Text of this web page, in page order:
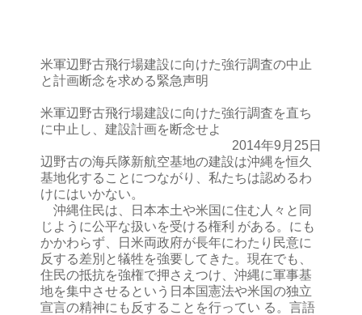
米軍辺野古飛行場建設に向けた強行調査の中止
と計画断念を求める緊急声明
米軍辺野古飛行場建設に向けた強行調査を直ち
に中止し、建設計画を断念せよ
2014年9月25日
辺野古の海兵隊新航空基地の建設は沖縄を恒久
基地化することにつながり、私たちは認めるわ
けにはいかない。
沖縄住民は、日本本土や米国に住む人々と同
じように公平な扱いを受ける権利 がある。にも
かかわらず、日米両政府が長年にわたり民意に
反する差別と犠牲を強要してきた。現在でも、
住民の抵抗を強権で押さえつけ、沖縄に軍事基
地を集中させるという日本国憲法や米国の独立
宣言の精神にも反することを行ってい る。言語